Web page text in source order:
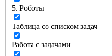
5. Роботы
Таблица со списком задач
Работа с задачами